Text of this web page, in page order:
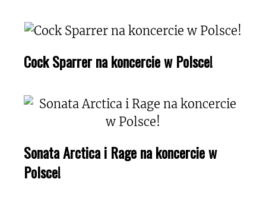
Cock Sparrer na koncercie w Polsce!
Sonata Arctica i Rage na koncercie w
Polsce!